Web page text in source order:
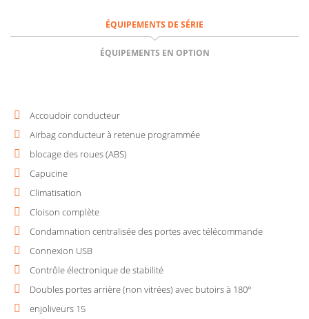
ÉQUIPEMENTS DE SÉRIE
ÉQUIPEMENTS EN OPTION
Accoudoir conducteur
Airbag conducteur à retenue programmée
blocage des roues (ABS)
Capucine
Climatisation
Cloison complète
Condamnation centralisée des portes avec télécommande
Connexion USB
Contrôle électronique de stabilité
Doubles portes arrière (non vitrées) avec butoirs à 180°
enjoliveurs 15